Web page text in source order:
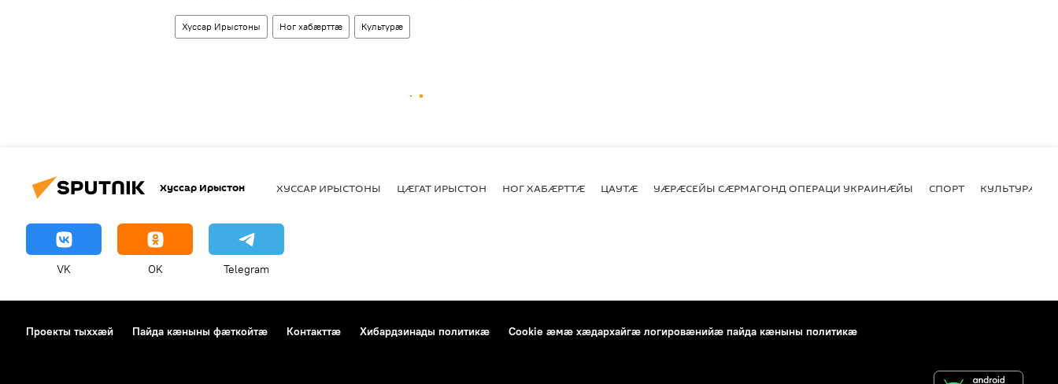
Хуссар Ирыстоны Ног хабӕрттӕ Культурӕ
Хуссар Ирыстон ХУССАР ИРЫСТОНЫ ЦӔГАТ ИРЫСТОН НОГ ХАБӔРТТӔ ЦАУТӔ УӔРӔСЕЙЫ СӔРМАГОНД ОПЕРАЦИ УКРАИНӔЙЫ СПОРТ КУЛЬТУРӔ
VK OK Telegram
Проекты тыххӕй Пайда кӕныны фӕткойтӕ Контакттӕ Хибардзинады политикæ Cookie æмæ хæдархайгæ логировæнийæ пайда кæныны политикæ